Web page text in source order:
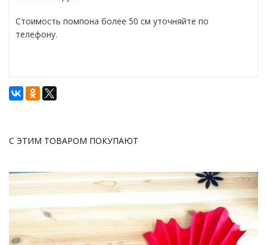
Стоимость помпона более 50 см уточняйте по
телефону.
С ЭТИМ ТОВАРОМ ПОКУПАЮТ